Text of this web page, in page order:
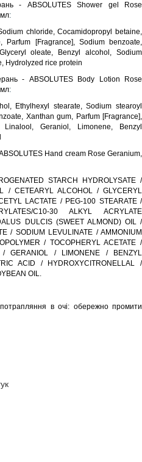
- ABSOLUTES Shower gel Rose
:
chloride, Cocamidopropyl betaine,
[Fragrance], Sodium benzoate,
oleate, Benzyl alcohol, Sodium
Hydrolyzed rice protein
- ABSOLUTES Body Lotion Rose
:
Ethylhexyl stearate, Sodium stearoyl
Xanthan gum, Parfum [Fragrance],
Geraniol, Limonene, Benzyl
Hand cream Rose Geranium,
STARCH HYDROLYSATE /
/ CETEARYL ALCOHOL / GLYCERYL
LACTATE / PEG-100 STEARATE /
C10-30 ALKYL ACRYLATE
DULCIS (SWEET ALMOND) OIL /
/ SODIUM LEVULINATE / AMMONIUM
/ TOCOPHERYL ACETATE /
/ GERANIOL / LIMONENE / BENZYL
ACID / HYDROXYCITRONELLAL /
OIL.
в очі: обережно промити